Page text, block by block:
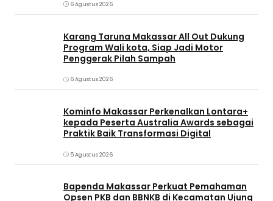
6 Agustus 2026
Karang Taruna Makassar All Out Dukung
Program Wali kota, Siap Jadi Motor
Penggerak Pilah Sampah
6 Agustus 2026
Kominfo Makassar Perkenalkan Lontara+
kepada Peserta Australia Awards sebagai
Praktik Baik Transformasi Digital
5 Agustus 2026
Bapenda Makassar Perkuat Pemahaman
Opsen PKB dan BBNKB di Kecamatan Ujung